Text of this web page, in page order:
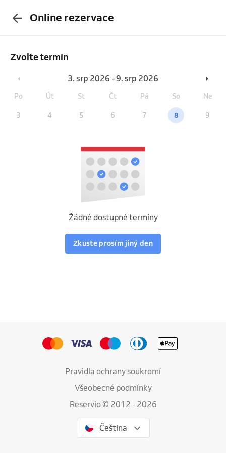
Online rezervace
Zvolte termín
3. srp 2026 - 9. srp 2026
Po Út St Čt Pá So Ne
3 4 5 6 7 8 9
Žádné dostupné termíny
Zkuste prosím jiný den
Pravidla ochrany soukromí
Všeobecné podmínky
Reservio © 2012 - 2026
Čeština